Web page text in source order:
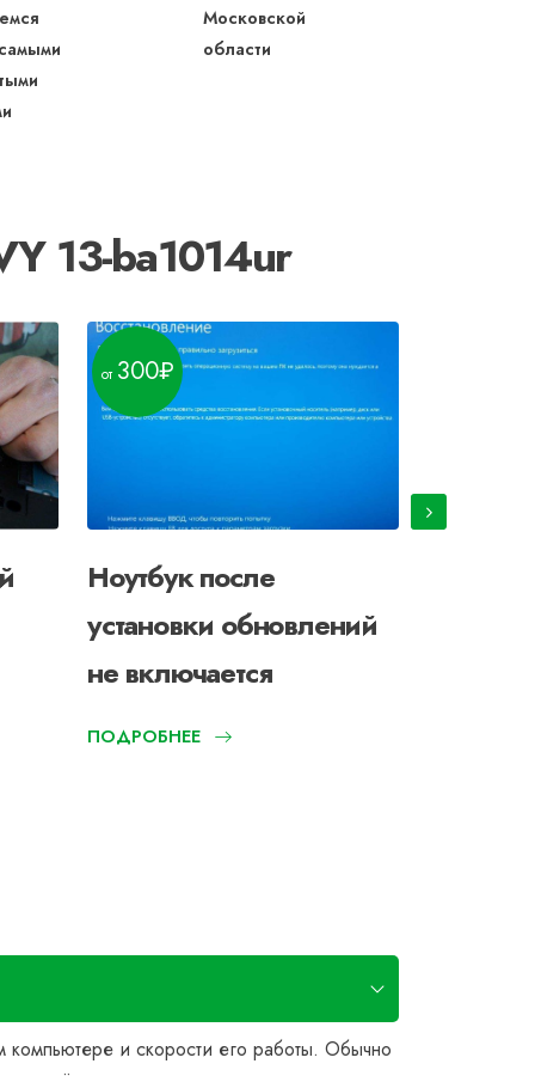
Московской
области
13-ba1014ur
Ноутбук после
установки обновлений
не включается
300
ПОДРОБНЕЕ
компьютере и скорости его работы. Обычно